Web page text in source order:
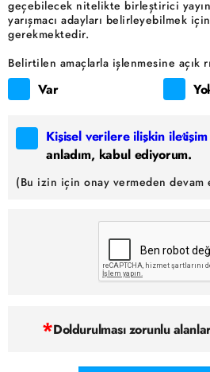
geçebilecek nitelikte birleştirici
yarışmacı adayları belirleyebilmek için
gerekmektedir.
Belirtilen amaçlarla işlenmesine açık
Var
Kişisel verilere ilişkin
anladım, kabul ediyorum.
(Bu izin için onay vermeden
*Doldurulması zorunlu